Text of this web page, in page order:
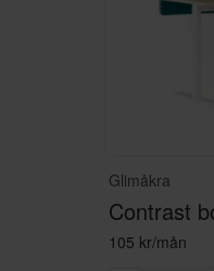
Glimåkra
105 kr/mån